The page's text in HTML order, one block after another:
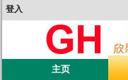
登入
主页